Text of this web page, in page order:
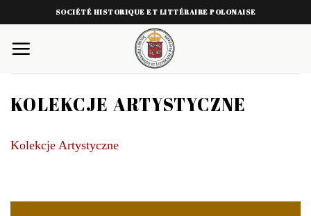
to
content
SOCIÉTÉ HISTORIQUE ET LITTÉRAIRE POLONAISE
KOLEKCJE ARTYSTYCZNE
Kolekcje Artystyczne